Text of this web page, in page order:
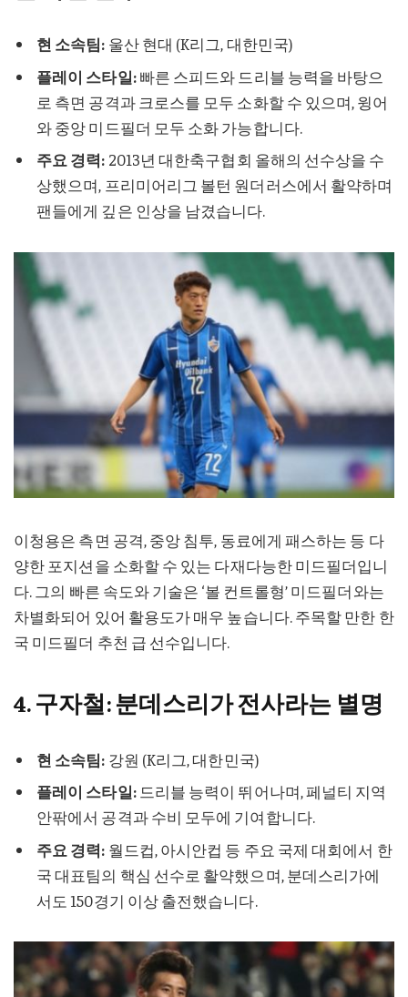
현 소속팀: 울산 현대 (K리그, 대한민국)
플레이 스타일:빠른 스피드와 드리블 능력을 바탕으
로 측면 공격과 크로스를 모두 소화할 수 있으며, 윙어
와 중앙 미드필더 모두 소화 가능합니다.
주요 경력: 2013년 대한축구협회 올해의 선수상을 수
상했으며, 프리미어리그 볼턴 원더러스에서 활약하며
팬들에게 깊은 인상을 남겼습니다.
이청용은 측면 공격, 중앙 침투, 동료에게 패스하는 등 다
양한 포지션을 소화할 수 있는 다재다능한 미드필더입니
다. 그의 빠른 속도와 기술은 ‘볼 컨트롤형’ 미드필더와는
차별화되어 있어 활용도가 매우 높습니다. 주목할 만한 한
국 미드필더 추천 급 선수입니다.
4. 구자철: 분데스리가 전사라는 별명
현 소속팀: 강원 (K리그, 대한민국)
플레이 스타일: 드리블 능력이 뛰어나며, 페널티 지역
안팎에서 공격과 수비 모두에 기여합니다.
주요 경력: 월드컵, 아시안컵 등 주요 국제 대회에서 한
국 대표팀의 핵심 선수로 활약했으며, 분데스리가에
서도 150경기 이상 출전했습니다.